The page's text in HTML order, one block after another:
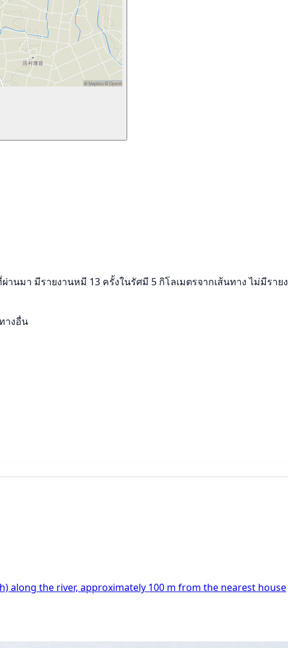
นมา มีรายงานหมี 13 ครั้งในรัศมี 5 กิโลเมตรจากเส้นทาง ไม่มีรา
างอื่น
along the river, approximately 100 m from the nearest house